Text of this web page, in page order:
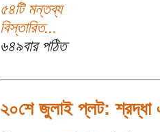
৫৪টি মন্তব্য
বিস্তারিত...
৬৪৯বার পঠিত
২০শে জুলাই প্লট: শ্রদ্ধা